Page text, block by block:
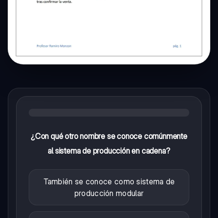
¿Con qué otro nombre se conoce comúnmente
al sistema de producción en cadena?
También se conoce como sistema de
producción modular